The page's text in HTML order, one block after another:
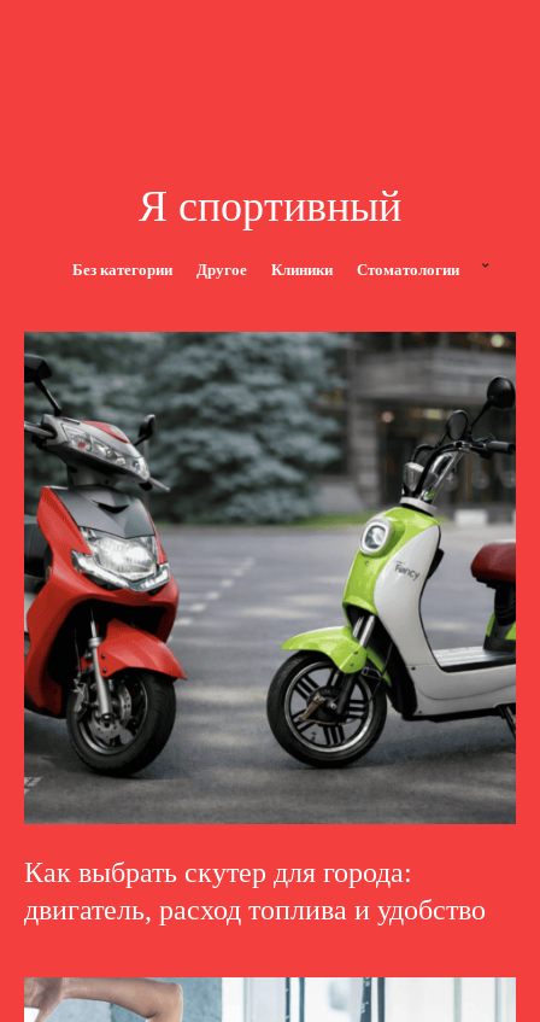
Я спортивный
Без категории Другое Клиники Стоматологии
Как выбрать скутер для города:
двигатель, расход топлива и удобство